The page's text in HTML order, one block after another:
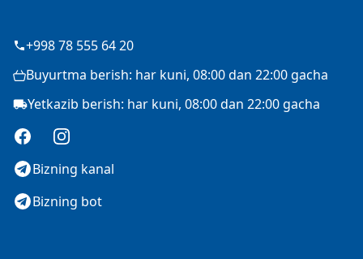
+998 78 555 64 20
Buyurtma berish: har kuni, 08:00 dan 22:00 gacha
Yetkazib berish: har kuni, 08:00 dan 22:00 gacha
FacebookInstagram
Bizning kanal
Bizning bot